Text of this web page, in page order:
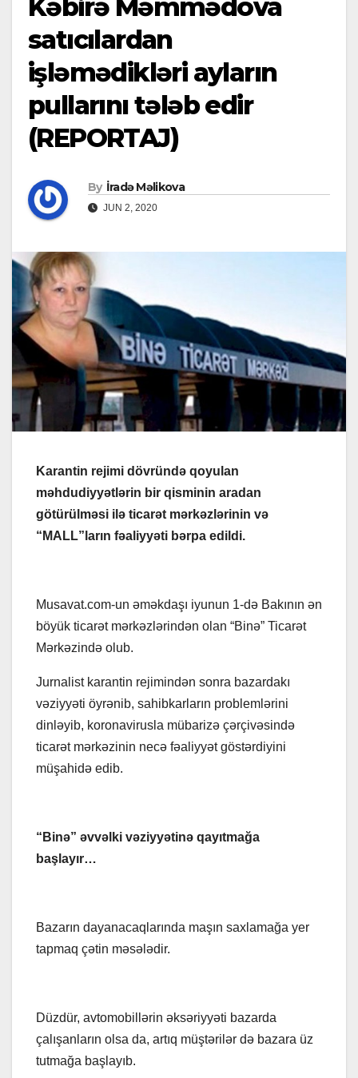
Kəbirə Məmmədova
satıcılardan
işləmədikləri ayların
pullarını tələb edir
(REPORTAJ)
By İradə Məlikova
JUN 2, 2020
Karantin rejimi dövründə qoyulan
məhdudiyyətlərin bir qisminin aradan
götürülməsi ilə ticarət mərkəzlərinin və
“MALL”ların fəaliyyəti bərpa edildi.
Musavat.com-un əməkdaşı iyunun 1-də Bakının ən
böyük ticarət mərkəzlərindən olan “Binə” Ticarət
Mərkəzində olub.
Jurnalist karantin rejimindən sonra bazardakı
vəziyyəti öyrənib, sahibkarların problemlərini
dinləyib, koronavirusla mübarizə çərçivəsində
ticarət mərkəzinin necə fəaliyyət göstərdiyini
müşahidə edib.
“Binə” əvvəlki vəziyyətinə qayıtmağa
başlayır…
Bazarın dayanacaqlarında maşın saxlamağa yer
tapmaq çətin məsələdir.
Düzdür, avtomobillərin əksəriyyəti bazarda
çalışanların olsa da, artıq müştərilər də bazara üz
tutmağa başlayıb.